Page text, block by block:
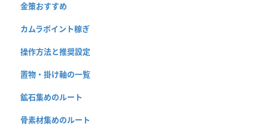
金策おすすめ
カムラポイント稼ぎ
操作方法と推奨設定
置物・掛け軸の一覧
鉱石集めのルート
骨素材集めのルート